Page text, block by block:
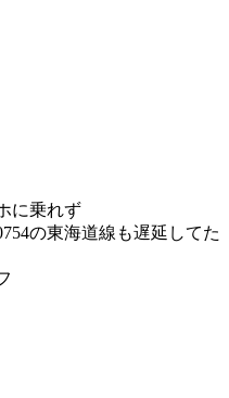
に乗れず
の東海道線も遅延してた